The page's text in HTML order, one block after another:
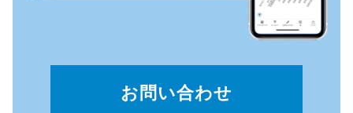
お問い合わせ